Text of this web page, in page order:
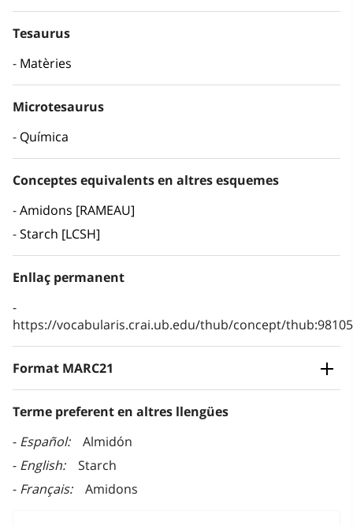
Tesaurus
Matèries
Microtesaurus
Química
Conceptes equivalents en altres esquemes
Amidons [RAMEAU]
Starch [LCSH]
Enllaç permanent
https://vocabularis.crai.ub.edu/thub/concept/
Format MARC21
Terme preferent en altres llengües
Español
Almidón
English
Starch
Français
Amidons